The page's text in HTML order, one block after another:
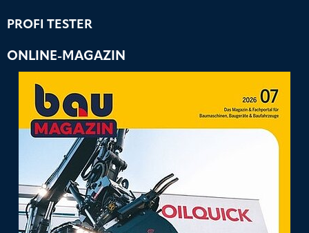
PROFI TESTER
ONLINE-MAGAZIN